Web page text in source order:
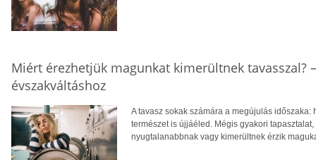
Miért érezhetjük magunkat kimerültnek tavasszal?
évszakváltáshoz
A tavasz sokak számára a megújulás
természet is újjáéled. Mégis gyakori
nyugtalanabbnak vagy kimerültnek érzik